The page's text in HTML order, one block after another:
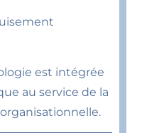
est intégrée
au service de la